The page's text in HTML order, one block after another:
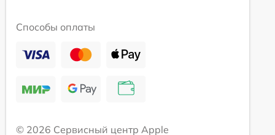
Способы оплаты
© 2026 Сервисный центр Apple